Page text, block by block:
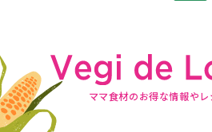
ママ食材のお得な情報やレ